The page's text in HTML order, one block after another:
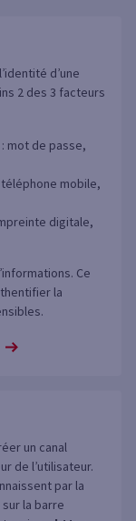
d’une
2 des 3 facteurs
mot de passe,
mobile,
digitale,
Ce
la
un canal
de l’utilisateur.
par la
la barre